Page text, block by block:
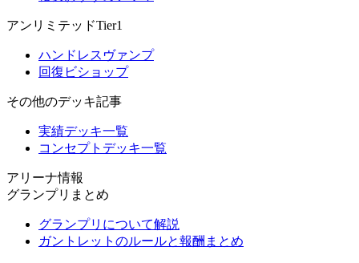
アンリミテッドTier1
ハンドレスヴァンプ
回復ビショップ
その他のデッキ記事
実績デッキ一覧
コンセプトデッキ一覧
アリーナ情報
グランプリまとめ
グランプリについて解説
ガントレットのルールと報酬まとめ